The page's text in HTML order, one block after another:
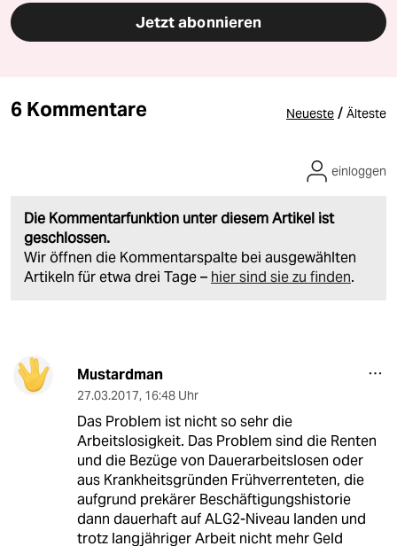
Jetzt abonnieren
6 Kommentare Neueste / Älteste
Die Kommentarfunktion unter diesem Artikel ist
geschlossen.
Wir öffnen die Kommentarspalte bei ausgewählten
Artikeln für etwa drei Tage – hier sind sie zu finden.
einloggen
Mustardman
27.03.2017, 16:48 Uhr
Das Problem ist nicht so sehr die
Arbeitslosigkeit. Das Problem sind die Renten
und die Bezüge von Dauerarbeitslosen oder
aus Krankheitsgründen Frühverrenteten, die
aufgrund prekärer Beschäftigungshistorie
dann dauerhaft auf ALG2-Niveau landen und
trotz langjähriger Arbeit nicht mehr Geld